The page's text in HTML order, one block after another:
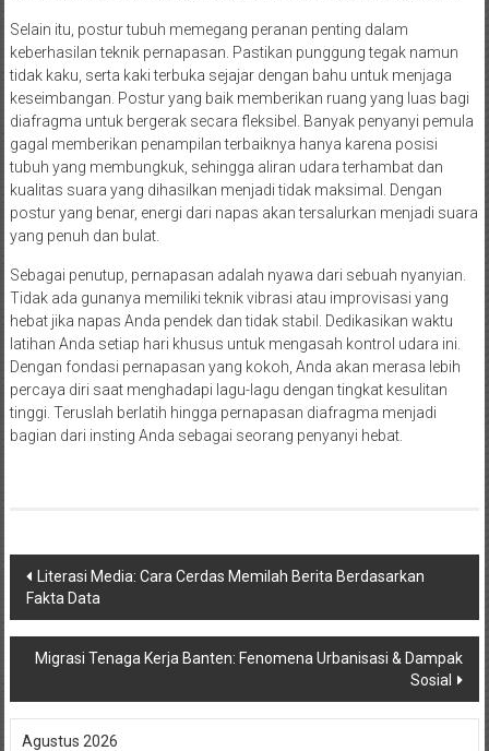
Selain itu, postur tubuh memegang peranan penting dalam
keberhasilan teknik pernapasan. Pastikan punggung tegak namun
tidak kaku, serta kaki terbuka sejajar dengan bahu untuk menjaga
keseimbangan. Postur yang baik memberikan ruang yang luas bagi
diafragma untuk bergerak secara fleksibel. Banyak penyanyi pemula
gagal memberikan penampilan terbaiknya hanya karena posisi
tubuh yang membungkuk, sehingga aliran udara terhambat dan
kualitas suara yang dihasilkan menjadi tidak maksimal. Dengan
postur yang benar, energi dari napas akan tersalurkan menjadi suara
yang penuh dan bulat.
Sebagai penutup, pernapasan adalah nyawa dari sebuah nyanyian.
Tidak ada gunanya memiliki teknik vibrasi atau improvisasi yang
hebat jika napas Anda pendek dan tidak stabil. Dedikasikan waktu
latihan Anda setiap hari khusus untuk mengasah kontrol udara ini.
Dengan fondasi pernapasan yang kokoh, Anda akan merasa lebih
percaya diri saat menghadapi lagu-lagu dengan tingkat kesulitan
tinggi. Teruslah berlatih hingga pernapasan diafragma menjadi
bagian dari insting Anda sebagai seorang penyanyi hebat.
Navigasi
pos
Literasi Media: Cara Cerdas Memilah Berita Berdasarkan
Fakta Data
Migrasi Tenaga Kerja Banten: Fenomena Urbanisasi & Dampak
Sosial
Agustus 2026